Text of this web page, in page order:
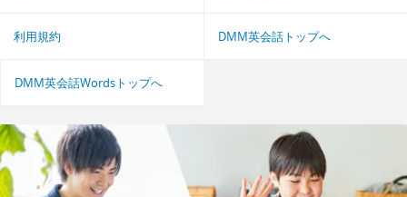
利用規約 DMM英会話トップへ
DMM英会話Wordsトップへ